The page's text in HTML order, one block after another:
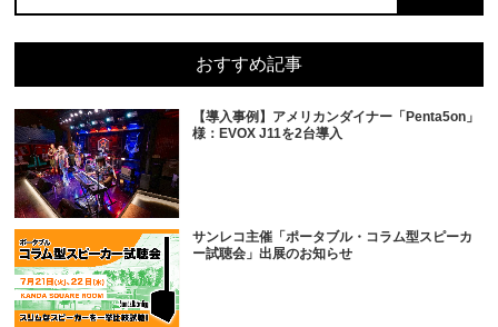
おすすめ記事
【導入事例】アメリカンダイナー「Penta5on」
様：EVOX J11を2台導入
サンレコ主催「ポータブル・コラム型スピーカ
ー試聴会」出展のお知らせ